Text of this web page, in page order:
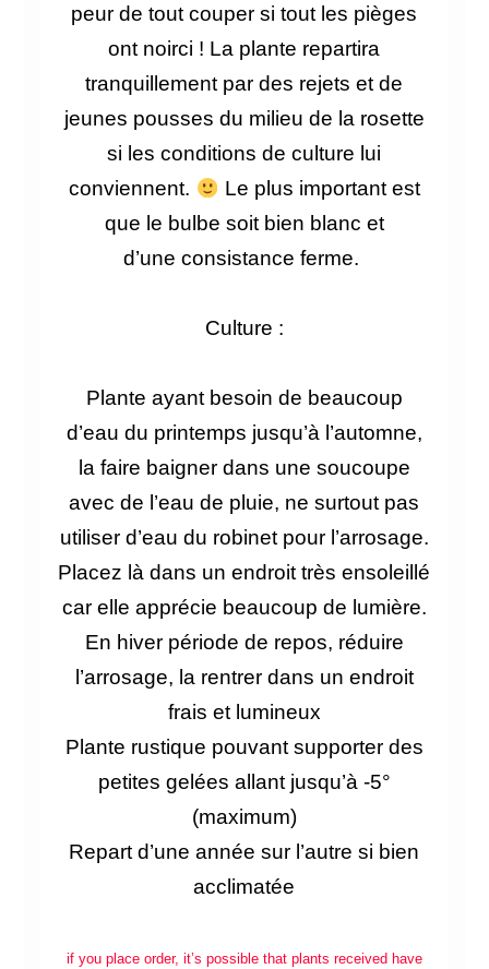
peur de tout couper si tout les pièges
ont noirci ! La plante repartira
tranquillement par des rejets et de
jeunes pousses du milieu de la rosette
si les conditions de culture lui
conviennent.
Le plus important est
que le bulbe soit bien blanc et
d’uneconsistance ferme.
Culture :
Plante ayant besoin de beaucoup
d’eau du printemps jusqu’à l’automne,
la faire baigner dans une soucoupe
avec de l’eau de pluie, ne surtout pas
utiliser d’eau du robinet pour l’arrosage.
Placez là dans un endroit très ensoleillé
car elle apprécie beaucoup de lumière.
En hiver période de repos, réduire
l’arrosage, la rentrer dans un endroit
frais et lumineux
Plante rustique pouvant supporter des
petites gelées allant jusqu’à -5°
(maximum)
Repart d’une année sur l’autre si bien
acclimatée
if you place order, it’s possible that plants received have